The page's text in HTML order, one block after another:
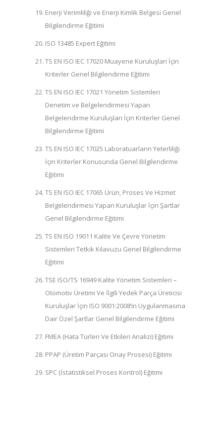
Enerji Verimliliği ve Enerji Kimlik Belgesi Genel
Bilgilendirme Eğitimi
ISO 13485 Expert Eğitimi
TS EN ISO IEC 17020 Muayene Kuruluşları İçin
Kriterler Genel Bilgilendirme Eğitimi
TS EN ISO IEC 17021 Yönetim Sistemleri
Denetim ve Belgelendirmesi Yapan
Belgelendirme Kuruluşları İçin Kriterler Genel
Bilgilendirme Eğitimi
TS EN ISO IEC 17025 Laboratuarların Yeterliliği
İçin Kriterler Konusunda Genel Bilgilendirme
Eğitimi
TS EN ISO IEC 17065 Ürün, Proses Ve Hizmet
Belgelendirmesi Yapan Kuruluşlar İçin Şartlar
Genel Bilgilendirme Eğitimi
TS EN ISO 19011 Kalite Ve Çevre Yönetim
Sistemleri Tetkik Kılavuzu Genel Bilgilendirme
Eğitimi
TSE ISO/TS 16949 Kalite Yönetim Sistemleri –
Otomotiv Üretimi Ve İlgili Yedek Parça Üreticisi
Kuruluşlar İçin ISO 9001:2008’in Uygulanmasına
Dair Özel Şartlar Genel Bilgilendirme Eğitimi
FMEA (Hata Türleri Ve Etkileri Analizi) Eğitimi
PPAP (Üretim Parçası Onay Prosesi) Eğitimi
SPC (İstatistiksel Proses Kontrol) Eğitimi